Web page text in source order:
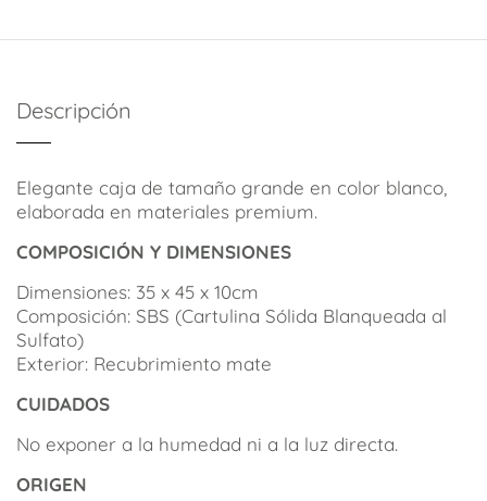
Descripción
Elegante caja de tamaño grande en color blanco,
elaborada en materiales premium.
COMPOSICIÓN Y DIMENSIONES
Dimensiones: 35 x 45 x 10cm
Composición: SBS (Cartulina Sólida Blanqueada al
Sulfato)
Exterior: Recubrimiento mate
CUIDADOS
No exponer a la humedad ni a la luz directa.
ORIGEN